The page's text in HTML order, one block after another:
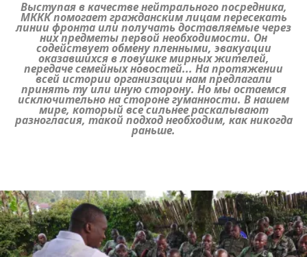
Выступая в качестве нейтрального посредника,
МККК помогает гражданским лицам пересекать
линии фронта или получать доставляемые через
них предметы первой необходимости. Он
содействует обмену пленными, эвакуации
оказавшихся в ловушке мирных жителей,
передаче семейных новостей... На протяжении
всей истории организации нам предлагали
принять ту или иную сторону. Но мы остаемся
исключительно на стороне гуманности. В нашем
мире, который все сильнее раскалывают
разногласия, такой подход необходим, как никогда
раньше.